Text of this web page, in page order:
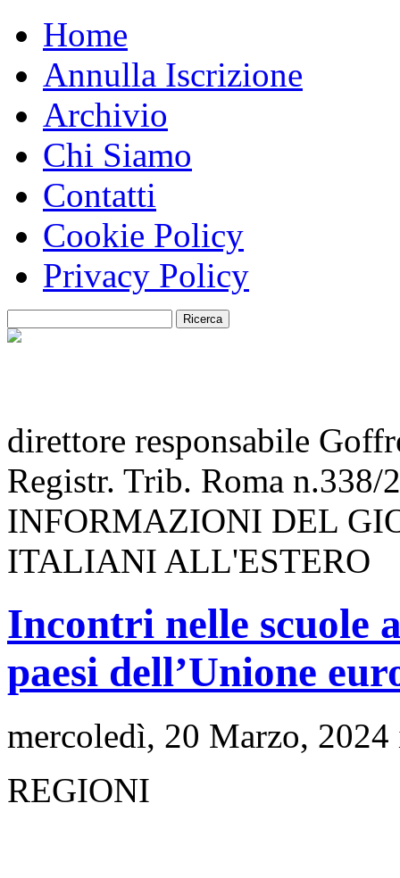
Home
Annulla Iscrizione
Archivio
Chi Siamo
Contatti
Cookie Policy
Privacy Policy
direttore responsabile
Registr. Trib. Roma n.338/
INFORMAZIONI DEL
ITALIANI ALL'ESTERO
Incontri nelle scuole
paesi dell’Unione
mercoledì, 20 Marzo,
REGIONI